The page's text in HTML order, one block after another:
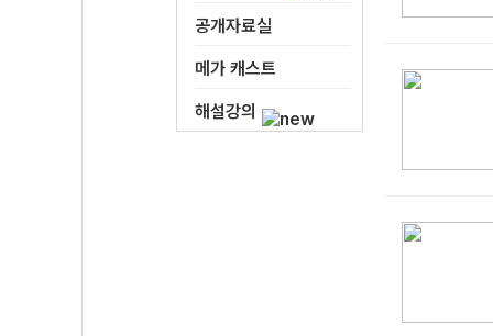
공개자료실
메가 캐스트
해설강의